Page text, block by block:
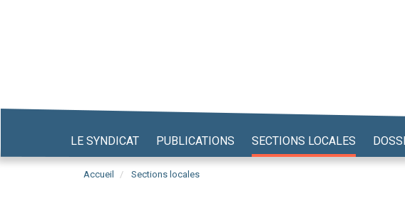
LE SYNDICAT PUBLICATIONS SECTIONS LOCALES
Accueil Sections locales